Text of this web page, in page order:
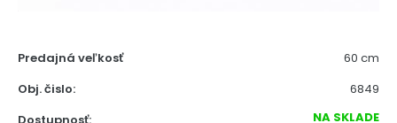
Predajná veľkosť
60 cm
Obj. čislo:
6849
NA SKLADE